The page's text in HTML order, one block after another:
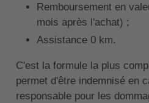
Remboursement en
mois après l'achat) ;
Assistance 0 km.
C'est la formule la plus
permet d'être indemnisé en
responsable pour les